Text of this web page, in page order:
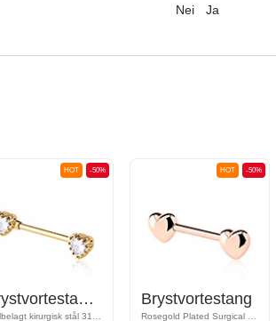
Nei Ja
-50%
HOT
Brystvortestang med hjertedesign
-50%
HOT
Brystvortestang